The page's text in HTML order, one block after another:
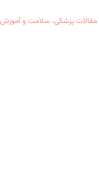
مقالات پزشکی، سلامت و آموزش